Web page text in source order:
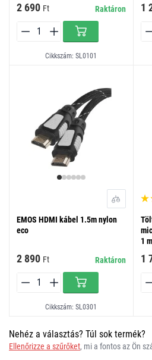
2 690 Ft Raktáron
Cikkszám: SL0101
1
EMOS HDMI kábel 1.5m nylon
eco
2 890 Ft Raktáron
Cikkszám: SL0301
1
1
Nehéz a választás? Túl sok termék?
Ellenőrizze a szűrőket, mi a fontos az Ön